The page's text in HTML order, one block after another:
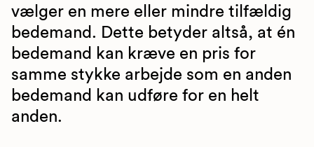
vælger en mere eller mindre tilfældig
bedemand. Dette betyder altså, at én
bedemand kan kræve en pris for
samme stykke arbejde som en anden
bedemand kan udføre for en helt
anden.